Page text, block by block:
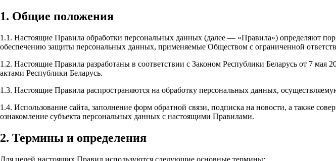
1. Общие положения
1.1. Настоящие Правила обработки персональных данных (далее — «Правила») определяют
обеспечению защиты персональных данных, применяемые Обществом с ограниченной
1.2. Настоящие Правила разработаны в соответствии с Законом Республики Беларусь от 7
актами Республики Беларусь.
1.3. Настоящие Правила распространяются на обработку персональных данных,
1.4. Использование сайта, заполнение форм обратной связи, подписка на новости, а также
ознакомление субъекта персональных данных с настоящими Правилами.
2. Термины и определения
Для целей настоящих Правил используются следующие основные термины: